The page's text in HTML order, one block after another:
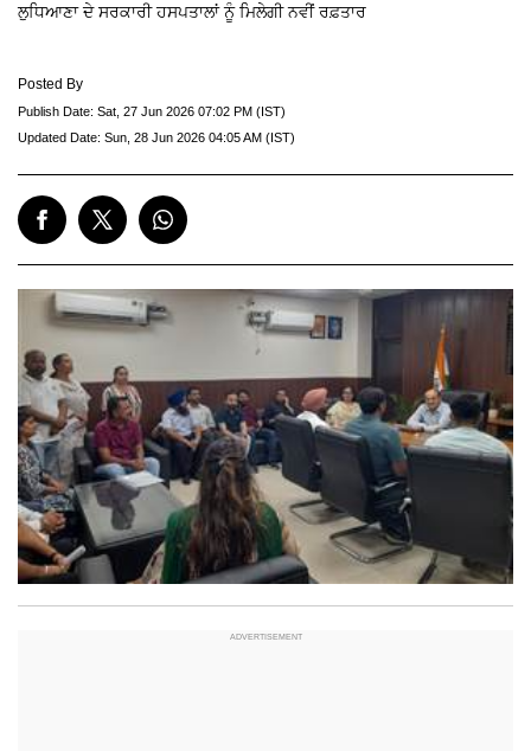
ਲੁਧਿਆਣਾ ਦੇ ਸਰਕਾਰੀ ਹਸਪਤਾਲਾਂ ਨੂੰ ਮਿਲੇਗੀ ਨਵੀਂ ਰਫ਼ਤਾਰ
Posted By
Publish Date: Sat, 27 Jun 2026 07:02 PM (IST)
Updated Date: Sun, 28 Jun 2026 04:05 AM (IST)